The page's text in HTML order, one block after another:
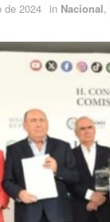
de 2024 in Nacional,